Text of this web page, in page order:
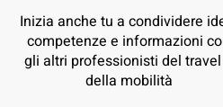
Inizia anche tu a condividere
competenze e informazioni
gli altri professionisti del
della mobilità